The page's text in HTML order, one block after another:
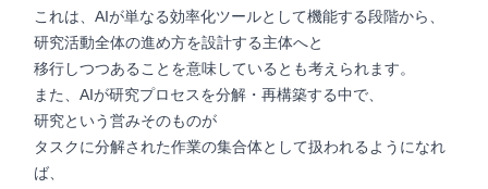
これは、AIが単なる効率化ツールとして機能する段階から、
研究活動全体の進め方を設計する主体へと
移行しつつあることを意味しているとも考えられます。
また、AIが研究プロセスを分解・再構築する中で、
研究という営みそのものが
タスクに分解された作業の集合体として扱われるようになれ
ば、